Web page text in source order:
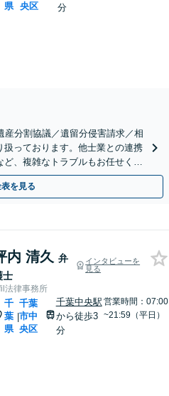
県 央区
分
産分割協議／遺留分侵害請求／相
っております。他士業との連携
、複雑なトラブルもお任せくだ
を見る
内 清久 弁
士
インタビューを
見る
法律事務所
千
葉
県
|
千葉
市中
央区
千葉中央駅
から徒歩3
分
営業時間：07:00
~21:59（平日）